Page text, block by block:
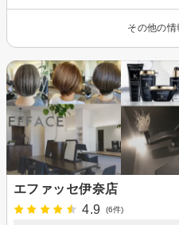
その他の
エファッセ伊奈店
4.9
(6件)